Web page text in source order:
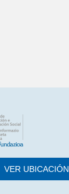
VER UBICACIÓN